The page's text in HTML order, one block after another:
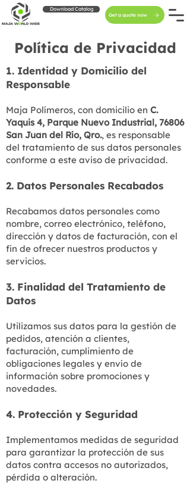
Download Catalog
Get a quote now
Política de Privacidad
1. Identidad y Domicilio del
Responsable
Maja Polímeros, con domicilio en C.
Yaquis 4, Parque Nuevo Industrial, 76806
San Juan del Río, Qro., es responsable
del tratamiento de sus datos personales
conforme a este aviso de privacidad.
2. Datos Personales Recabados
Recabamos datos personales como
nombre, correo electrónico, teléfono,
dirección y datos de facturación, con el
fin de ofrecer nuestros productos y
servicios.
3. Finalidad del Tratamiento de
Datos
Utilizamos sus datos para la gestión de
pedidos, atención a clientes,
facturación, cumplimiento de
obligaciones legales y envío de
información sobre promociones y
novedades.
4. Protección y Seguridad
Implementamos medidas de seguridad
para garantizar la protección de sus
datos contra accesos no autorizados,
pérdida o alteración.